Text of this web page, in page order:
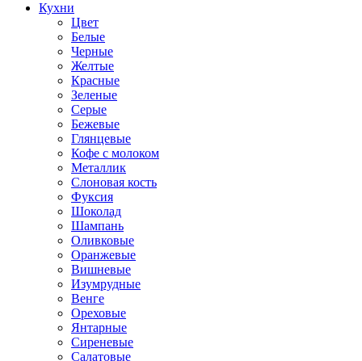
Кухни
Цвет
Белые
Черные
Желтые
Красные
Зеленые
Серые
Бежевые
Глянцевые
Кофе с молоком
Металлик
Слоновая кость
Фуксия
Шоколад
Шампань
Оливковые
Оранжевые
Вишневые
Изумрудные
Венге
Ореховые
Янтарные
Сиреневые
Салатовые